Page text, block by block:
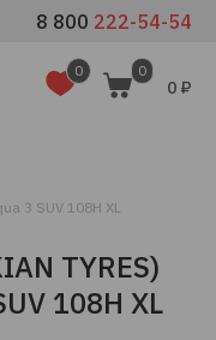
8 800 222-54-54
0 0
0 ₽
3 SUV 108H XL
TYRES)
108H XL